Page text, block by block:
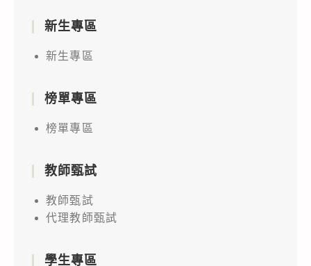
新生專區
新生專區
榜單專區
榜單專區
教師甄試
教師甄試
代理教師甄試
學生專區